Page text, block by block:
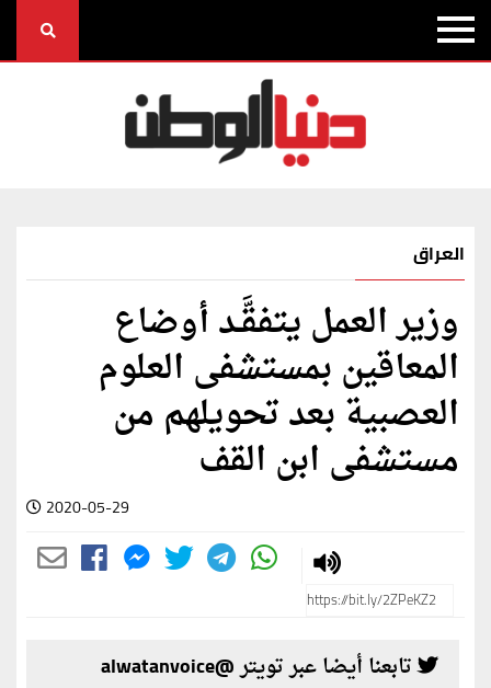
العراق
وزير العمل يتفقَّـد أوضاع
المعاقين بمستشفى العلوم
العصبية بعد تحويلهم من
مستشفى ابن القف
2020-05-29
تابعنا أيضا عبر تويتر @alwatanvoice